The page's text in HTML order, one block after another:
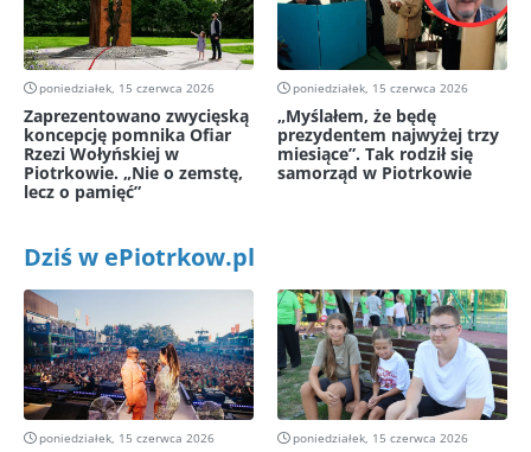
poniedziałek, 15 czerwca 2026
Zaprezentowano zwycięską
koncepcję pomnika Ofiar
Rzezi Wołyńskiej w
Piotrkowie. „Nie o zemstę,
lecz o pamięć”
poniedziałek, 15 czerwca 2026
„Myślałem, że będę
prezydentem najwyżej trzy
miesiące”. Tak rodził się
samorząd w Piotrkowie
Dziś w ePiotrkow.pl
poniedziałek, 15 czerwca 2026 poniedziałek, 15 czerwca 2026